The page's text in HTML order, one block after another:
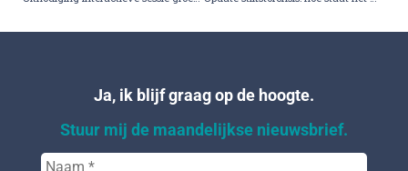
Ja, ik blijf graag op de hoogte.
Stuur mij de maandelijkse nieuwsbrief.